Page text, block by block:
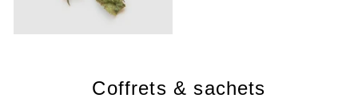
Coffrets & sachets